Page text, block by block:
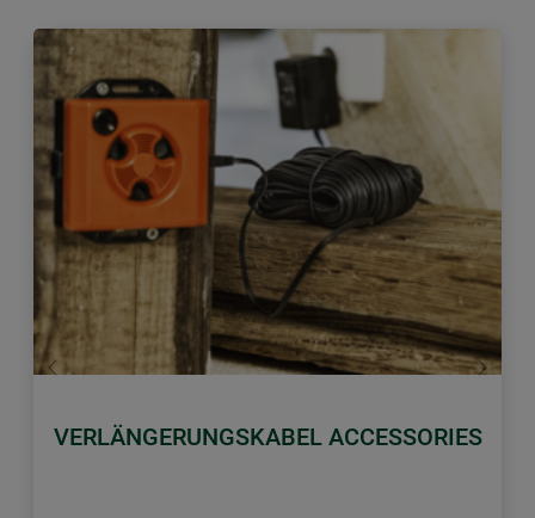
VERLÄNGERUNGSKABEL ACCESSORIES
Zurück Weiter